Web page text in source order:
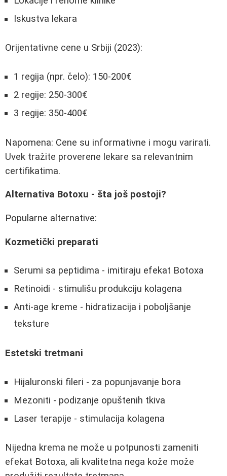
Iskustva lekara
Orijentativne cene u Srbiji (2023):
1 regija (npr. čelo): 150-200€
2 regije: 250-300€
3 regije: 350-400€
Napomena: Cene su informativne i mogu varirati.
Uvek tražite proverene lekare sa relevantnim
certifikatima.
Alternativa Botoxu - šta još postoji?
Popularne alternative:
Kozmetički preparati
Serumi sa peptidima - imitiraju efekat Botoxa
Retinoidi - stimulišu produkciju kolagena
Anti-age kreme - hidratizacija i poboljšanje
teksture
Estetski tretmani
Hijaluronski fileri - za popunjavanje bora
Mezoniti - podizanje opuštenih tkiva
Laser terapije - stimulacija kolagena
Nijedna krema ne može u potpunosti zameniti
efekat Botoxa, ali kvalitetna nega kože može